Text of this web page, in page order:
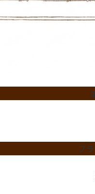
プ